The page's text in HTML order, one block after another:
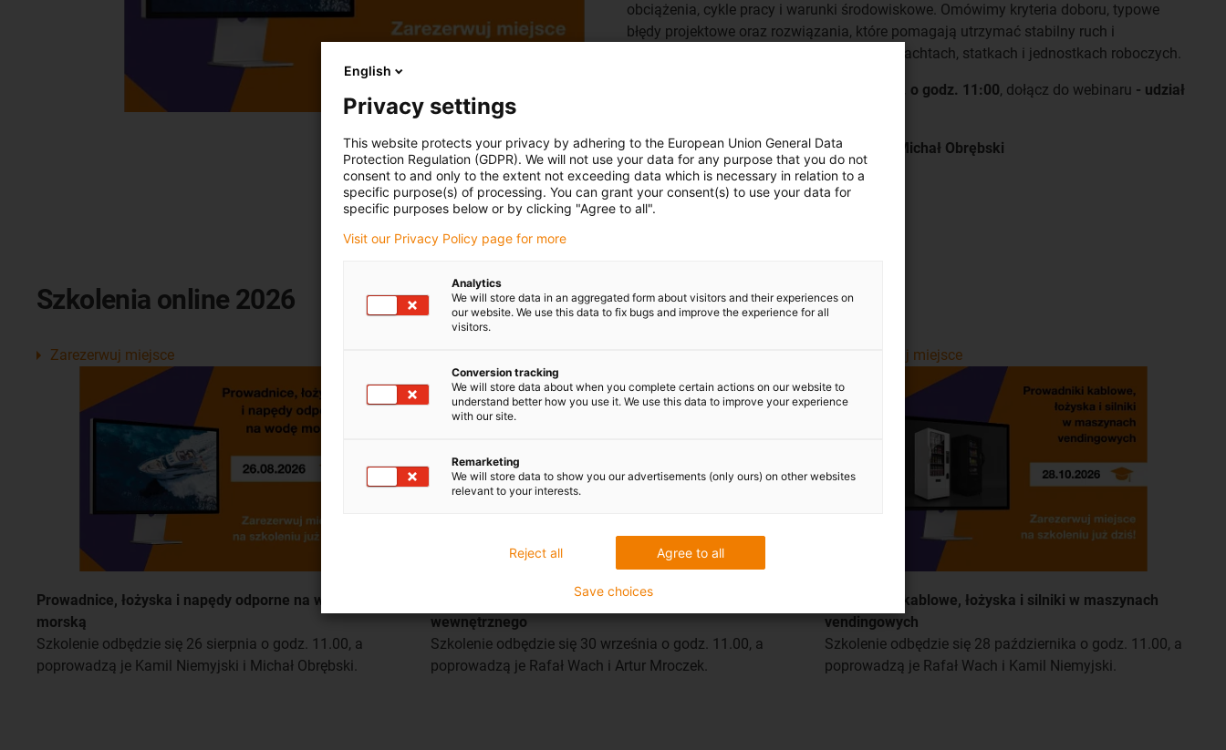
obciążenia, cykle pracy i warunki środowiskowe. Omówimy kryteria doboru, typowe
błędy projektowe oraz rozwiązania, które pomagają utrzymać stabilny ruch i
powtarzalność działania w aplikacjach na jachtach, statkach i jednostkach roboczych.
26 sierpnia 2026 r. o godz. 11:00, dołącz do webinaru - udział
Szkolenie poprowadzą:Kamil Niemyjski i Michał Obrębski
Zarezerwuj miejsce
Szkolenia online 2026
Prowadnice, łożyska i napędy odporne na wodę
morską
Szkolenie odbędzie się 26 sierpnia o godz. 11.00, a
poprowadzą je Kamil Niemyjski i Michał Obrębski.
Zarezerwuj miejsce
Intralogistyka z igus - zyskaj niezawodność transportu
wewnętrznego
Szkolenie odbędzie się 30 września o godz. 11.00, a
poprowadzą je Rafał Wach i Artur Mroczek.
Prowadniki kablowe, łożyska i silniki w maszynach
vendingowych
Szkolenie odbędzie się 28 października o godz. 11.00, a
poprowadzą je Rafał Wach i Kamil Niemyjski.
Zarezerwuj miejsce
English
Privacy settings
This website protects your privacy by adhering to the European Union General Data
Protection Regulation (GDPR). We will not use your data for any purpose that you do not
consent to and only to the extent not exceeding data which is necessary in relation to a
specific purpose(s) of processing. You can grant your consent(s) to use your data for
specific purposes below or by clicking "Agree to all".
Visit our Privacy Policy page for more
Analytics
We will store data in an aggregated form about visitors and their experiences on
our website. We use this data to fix bugs and improve the experience for all
visitors.
Conversion tracking
We will store data about when you complete certain actions on our website to
understand better how you use it. We use this data to improve your experience
with our site.
Remarketing
We will store data to show you our advertisements (only ours) on other websites
relevant to your interests.
Agree to all
Reject all
Save choices